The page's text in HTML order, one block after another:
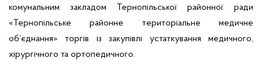
комунальним закладом Тернопільської районної ради
«Тернопільське районне територіальне медичне
об’єднання» торгів із закупівлі устаткування медичного,
хірургічного та ортопедичного.